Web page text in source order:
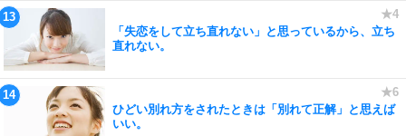
「失恋をして立ち直れない」と思っているから、立ち
直れない。
ひどい別れ方をされたときは「別れて正解」と思えば
いい。